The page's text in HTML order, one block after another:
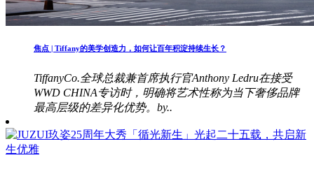
焦点 | Tiffany的美学创造力，如何让百年积淀持续生长？
TiffanyCo.全球总裁兼首席执行官Anthony Ledru在接受
WWD CHINA专访时，明确将艺术性称为当下奢侈品牌
最高层级的差异化优势。by..